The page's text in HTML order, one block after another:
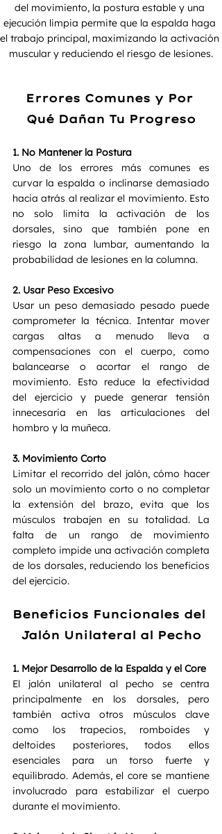
del movimiento, la postura estable y una
ejecución limpia permite que la espalda haga
el trabajo principal, maximizando la activación
muscular y reduciendo el riesgo de lesiones.
Errores Comunes y Por
Qué Dañan Tu Progreso
1. No Mantener la Postura
Uno de los errores más comunes es
curvar la espalda o inclinarse demasiado
hacia atrás al realizar el movimiento. Esto
no solo limita la activación de los
dorsales, sino que también pone en
riesgo la zona lumbar, aumentando la
probabilidad de lesiones en la columna.
2. Usar Peso Excesivo
Usar un peso demasiado pesado puede
comprometer la técnica. Intentar mover
cargas altas a menudo lleva a
compensaciones con el cuerpo, como
balancearse o acortar el rango de
movimiento. Esto reduce la efectividad
del ejercicio y puede generar tensión
innecesaria en las articulaciones del
hombro y la muñeca.
3. Movimiento Corto
Limitar el recorrido del jalón, cómo hacer
solo un movimiento corto o no completar
la extensión del brazo, evita que los
músculos trabajen en su totalidad. La
falta de un rango de movimiento
completo impide una activación completa
de los dorsales, reduciendo los beneficios
del ejercicio.
Beneficios Funcionales del
Jalón Unilateral al Pecho
1. Mejor Desarrollo de la Espalda y el Core
El jalón unilateral al pecho se centra
principalmente en los dorsales, pero
también activa otros músculos clave
como los trapecios, romboides y
deltoides posteriores, todos ellos
esenciales para un torso fuerte y
equilibrado. Además, el core se mantiene
involucrado para estabilizar el cuerpo
durante el movimiento.